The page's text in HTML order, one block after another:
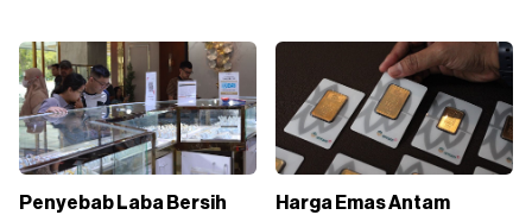
Penyebab Laba Bersih
Harga Emas Antam